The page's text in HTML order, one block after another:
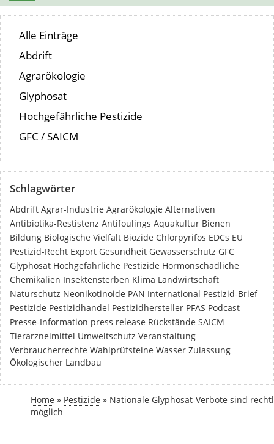
Alle Einträge
Abdrift
Agrarökologie
Glyphosat
Hochgefährliche Pestizide
GFC / SAICM
Schlagwörter
Abdrift Agrar-Industrie Agrarökologie Alternativen
Antibiotika-Restistenz Antifoulings Aquakultur Bienen
Bildung Biologische Vielfalt Biozide Chlorpyrifos EDCs EU
Pestizid-Recht Export Gesundheit Gewässerschutz GFC
Glyphosat Hochgefährliche Pestizide Hormonschädliche
Chemikalien Insektensterben Klima Landwirtschaft
Naturschutz Neonikotinoide PAN International Pestizid-Brief
Pestizide Pestizidhandel Pestizidhersteller PFAS Podcast
Presse-Information press release Rückstände SAICM
Tierarzneimittel Umweltschutz Veranstaltung
Verbraucherrechte Wahlprüfsteine Wasser Zulassung
Ökologischer Landbau
Home » Pestizide » Nationale Glyphosat-Verbote sind
möglich